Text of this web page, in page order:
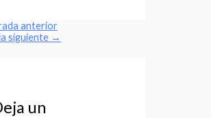
anterior
siguiente →
un